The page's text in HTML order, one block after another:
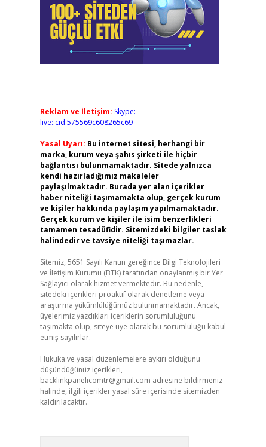
Reklam ve İletişim: Skype:
live:.cid.575569c608265c69
Yasal Uyarı: Bu internet sitesi, herhangi bir
marka, kurum veya şahıs şirketi ile hiçbir
bağlantısı bulunmamaktadır. Sitede yalnızca
kendi hazırladığımız makaleler
paylaşılmaktadır. Burada yer alan içerikler
haber niteliği taşımamakta olup, gerçek kurum
ve kişiler hakkında paylaşım yapılmamaktadır.
Gerçek kurum ve kişiler ile isim benzerlikleri
tamamen tesadüfidir. Sitemizdeki bilgiler taslak
halindedir ve tavsiye niteliği taşımazlar.
Sitemiz, 5651 Sayılı Kanun gereğince Bilgi Teknolojileri
ve İletişim Kurumu (BTK) tarafından onaylanmış bir Yer
Sağlayıcı olarak hizmet vermektedir. Bu nedenle,
sitedeki içerikleri proaktif olarak denetleme veya
araştırma yükümlülüğümüz bulunmamaktadır. Ancak,
üyelerimiz yazdıkları içeriklerin sorumluluğunu
taşımakta olup, siteye üye olarak bu sorumluluğu kabul
etmiş sayılırlar.
Hukuka ve yasal düzenlemelere aykırı olduğunu
düşündüğünüz içerikleri,
backlinkpanelicomtr@gmail.com adresine bildirmeniz
halinde, ilgili içerikler yasal süre içerisinde sitemizden
kaldırılacaktır.